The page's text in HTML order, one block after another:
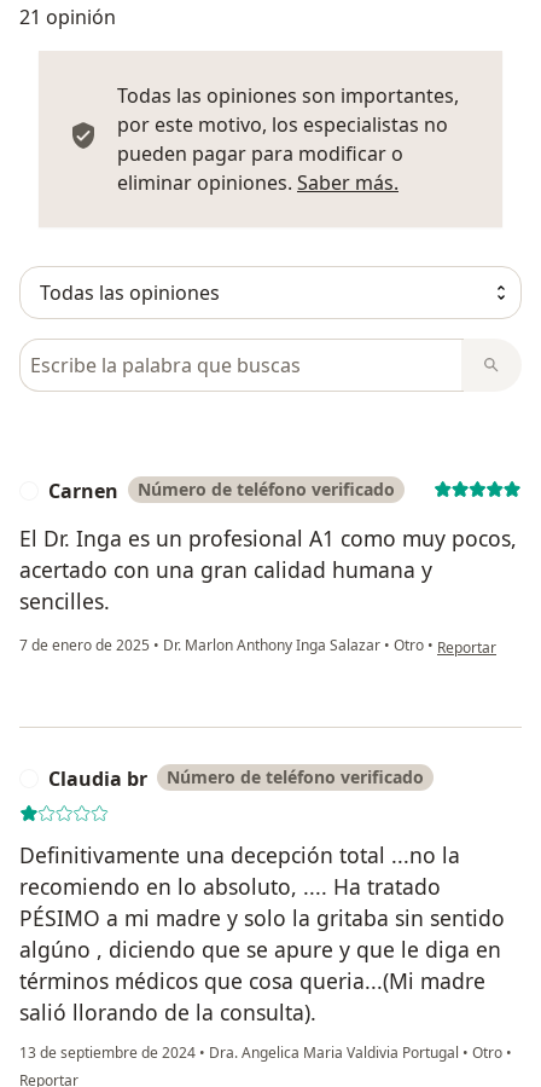
21 opinión
Todas las opiniones son importantes,
por este motivo, los especialistas no
pueden pagar para modificar o
eliminar opiniones. Saber más.
Busca en opiniones
Carnen Número de teléfono verificado
El Dr. Inga es un profesional A1 como muy pocos,
acertado con una gran calidad humana y
sencilles.
7 de enero de 2025 • Dr. Marlon Anthony Inga Salazar • Otro • en opinión del
Reportar
Claudia br Número de teléfono verificado
Definitivamente una decepción total ...no la
recomiendo en lo absoluto, .... Ha tratado
PÉSIMO a mi madre y solo la gritaba sin sentido
algúno , diciendo que se apure y que le diga en
términos médicos que cosa queria...(Mi madre
salió llorando de la consulta).
13 de septiembre de 2024 • Dra. Angelica Maria Valdivia Portugal • Otro •
en opinión del usuario Claudia br
Reportar